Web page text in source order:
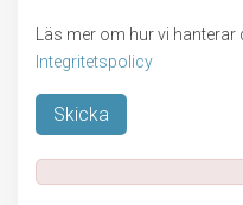
Läs mer om hur vi
Integritetspolicy
Lämna detta fält tomt.